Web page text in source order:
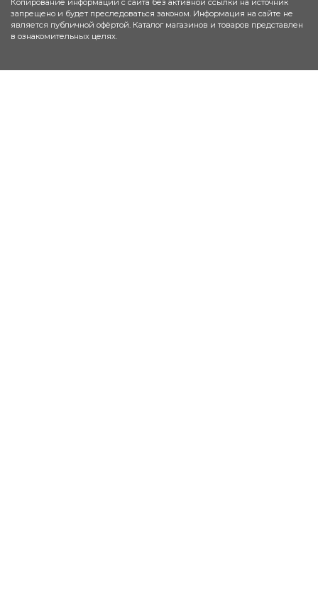
запрещено и будет преследоваться законом. Информация на сайте не
является публичной офёртой. Каталог магазинов и товаров представлен
в ознакомительных целях.